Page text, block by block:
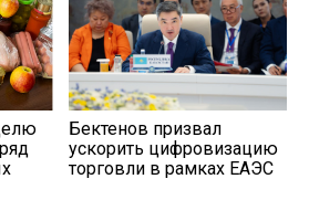
Бектенов призвал
ускорить цифровизацию
торговли в рамках ЕАЭС